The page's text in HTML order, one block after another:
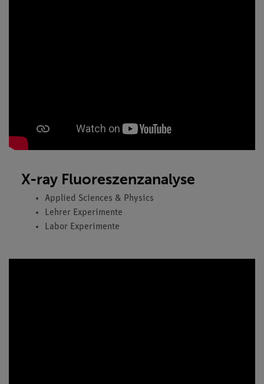
X-ray Fluoreszenzanalyse
Applied Sciences & Physics
Lehrer Experimente
Labor Experimente